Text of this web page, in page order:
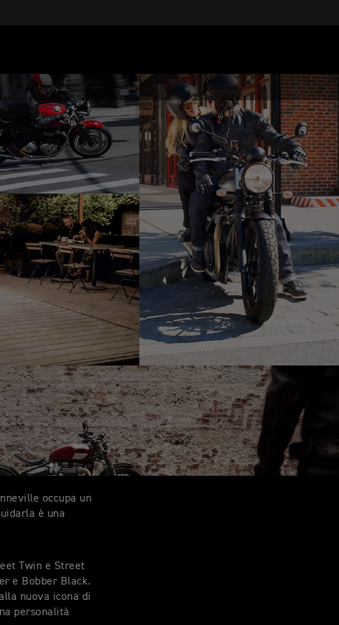
occupa un
è una
Twin e Street
e Bobber Black.
nuova icona di
personalità